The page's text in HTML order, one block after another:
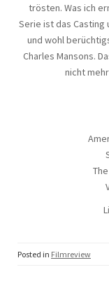
trösten. Was ich
Serie ist das Casting
und wohl
Charles Mansons.
nicht
Posted in Filmreview